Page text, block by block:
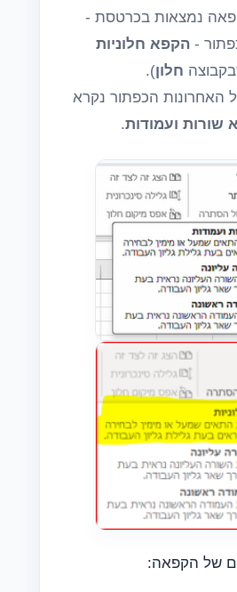
נמצאות בכרטסת -
- הקפא חלוניות
חלון).
הכפתור נקרא
ועמודות.